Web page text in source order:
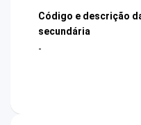
Código e descrição
secundária
-